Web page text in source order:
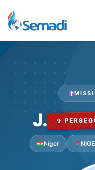
J. ✞
Níger